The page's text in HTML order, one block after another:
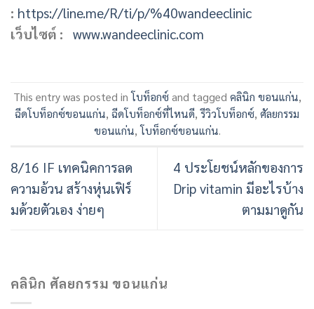
: https://line.me/R/ti/p/%40wandeeclinic
เว็บไซต์ : www.wandeeclinic.com
This entry was posted inโบท็อกซ์and tagged คลินิก ขอนแก่น,
ฉีดโบท็อกซ์ขอนแก่น, ฉีดโบท็อกซ์ที่ไหนดี,รีวิวโบท็อกซ์, ศัลยกรรม
ขอนแก่น,โบท็อกซ์ขอนแก่น.
8/16 IF เทคนิคการลด
ความอ้วน สร้างหุ่นเฟิร์
มด้วยตัวเอง ง่ายๆ
4 ประโยชน์หลักของการ
Drip vitamin มีอะไรบ้าง
ตามมาดูกัน
คลินิก ศัลยกรรม ขอนแก่น